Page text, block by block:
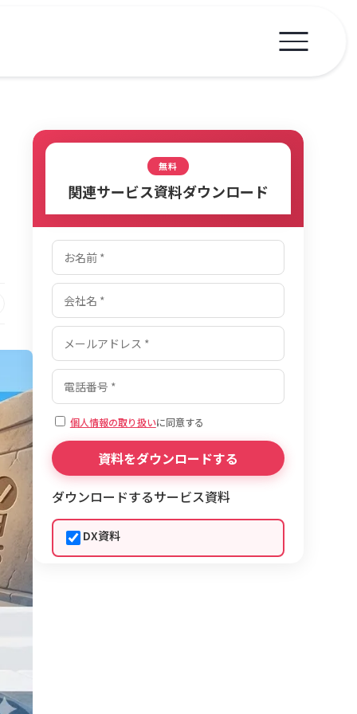
無料
関連サービス資料ダウンロード
個人情報の取り扱いに同意する
ダウンロードするサービス資料
DX資料